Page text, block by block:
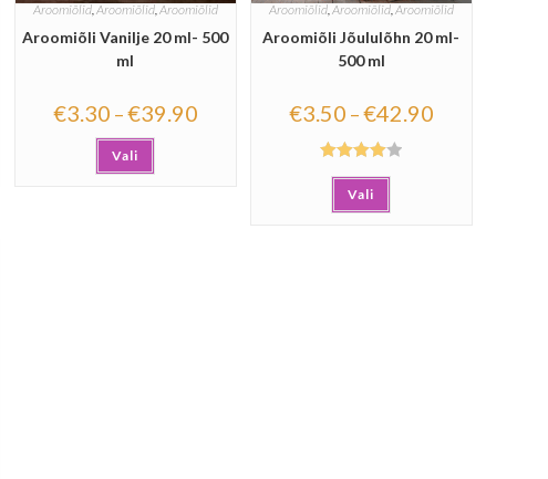
Aroomiõlid,Aroomiõlid,Aroomiõlid
Aroomiõli Vanilje 20 ml- 500
ml
€3.30 –€39.90
Vali
Aroomiõlid,Aroomiõlid,Aroomiõlid
Aroomiõli Jõululõhn 20 ml-
500 ml
€3.50 –€42.90
Hinnangu
4.00/
Vali